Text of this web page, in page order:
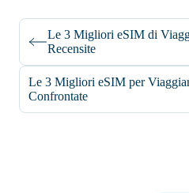
Le 3 Migliori eSIM di
Recensite
Le 3 Migliori eSIM per
Confrontate